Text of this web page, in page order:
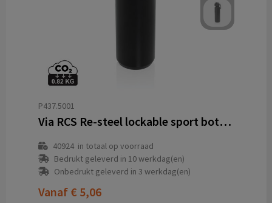
P437.5001
Via RCS Re-steel lockable sport bottle 600ML
40924in totaal op voorraad
Bedrukt geleverd in 10 werkdag(en)
Onbedrukt geleverd in 3 werkdag(en)
Vanaf € 5,06